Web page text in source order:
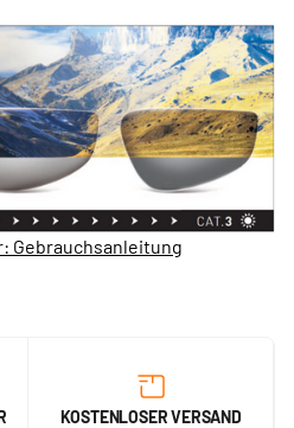
Gebrauchsanleitung
KOSTENLOSER VERSAND